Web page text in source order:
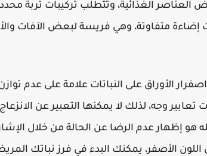
العناصر الغذائية، وتتطلب تركيبات تربة
إضاءة متفاوتة، وهي فريسة لبعض الآفات
الأوراق على النباتات علامة على عدم
تعابير وجه، لذلك لا يمكنها التعبير عن
هو إظهار عدم الرضا عن الحالة من خلال
اللون الأصفر، يمكنك البدء في فرز نباتك